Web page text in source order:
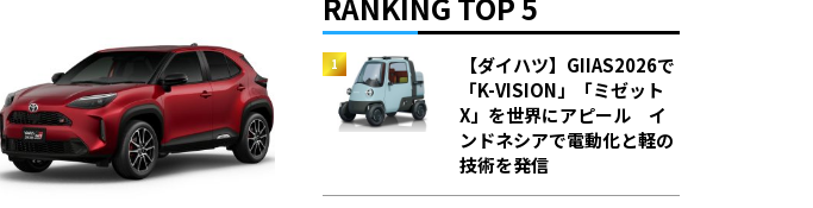
【ダイハツ】GIIAS2026で
「K-VISION」「ミゼット
X」を世界にアピール イ
ンドネシアで電動化と軽の
技術を発信